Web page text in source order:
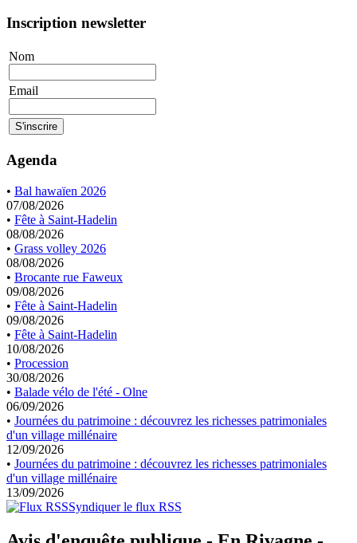
Inscription newsletter
Nom
Email
Agenda
• Bal hawaïen 2026
07/08/2026
• Fête à Saint-Hadelin
08/08/2026
• Grass volley 2026
08/08/2026
• Brocante rue Faweux
09/08/2026
• Fête à Saint-Hadelin
09/08/2026
• Fête à Saint-Hadelin
10/08/2026
• Procession
30/08/2026
• Balade vélo de l'été - Olne
06/09/2026
• Journées du patrimoine : découvrez les richesses patrimoniales
d'un village millénaire
12/09/2026
• Journées du patrimoine : découvrez les richesses patrimoniales
d'un village millénaire
13/09/2026
Syndiquer le flux RSS